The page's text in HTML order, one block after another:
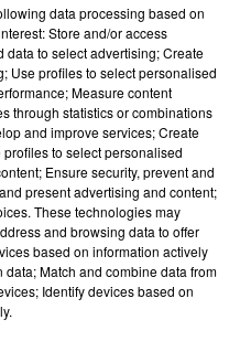
a le cœur brisé dans son
retour en studio ? A$AP
l'espoir des fans
B dévoilent le single le plus
l’année
data processing based on
Store and/or access
to select advertising; Create
Use profiles to select personalised
Measure content
through statistics or combinations
and improve services; Create
to select personalised
Ensure security, prevent and
present advertising and content;
These technologies may
and browsing data to offer
based on information actively
Match and combine data from
Identify devices based on